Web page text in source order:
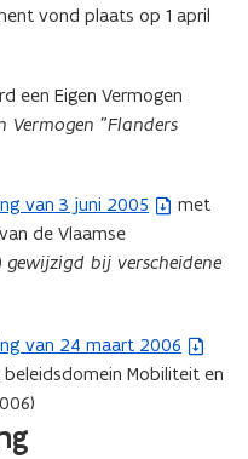
vond plaats op 1 april
een Eigen Vermogen
Vermogen "Flanders
van 3 juni 2005
met
de Vlaamse
gewijzigd bij verscheidene
van 24 maart 2006
Mobiliteit en